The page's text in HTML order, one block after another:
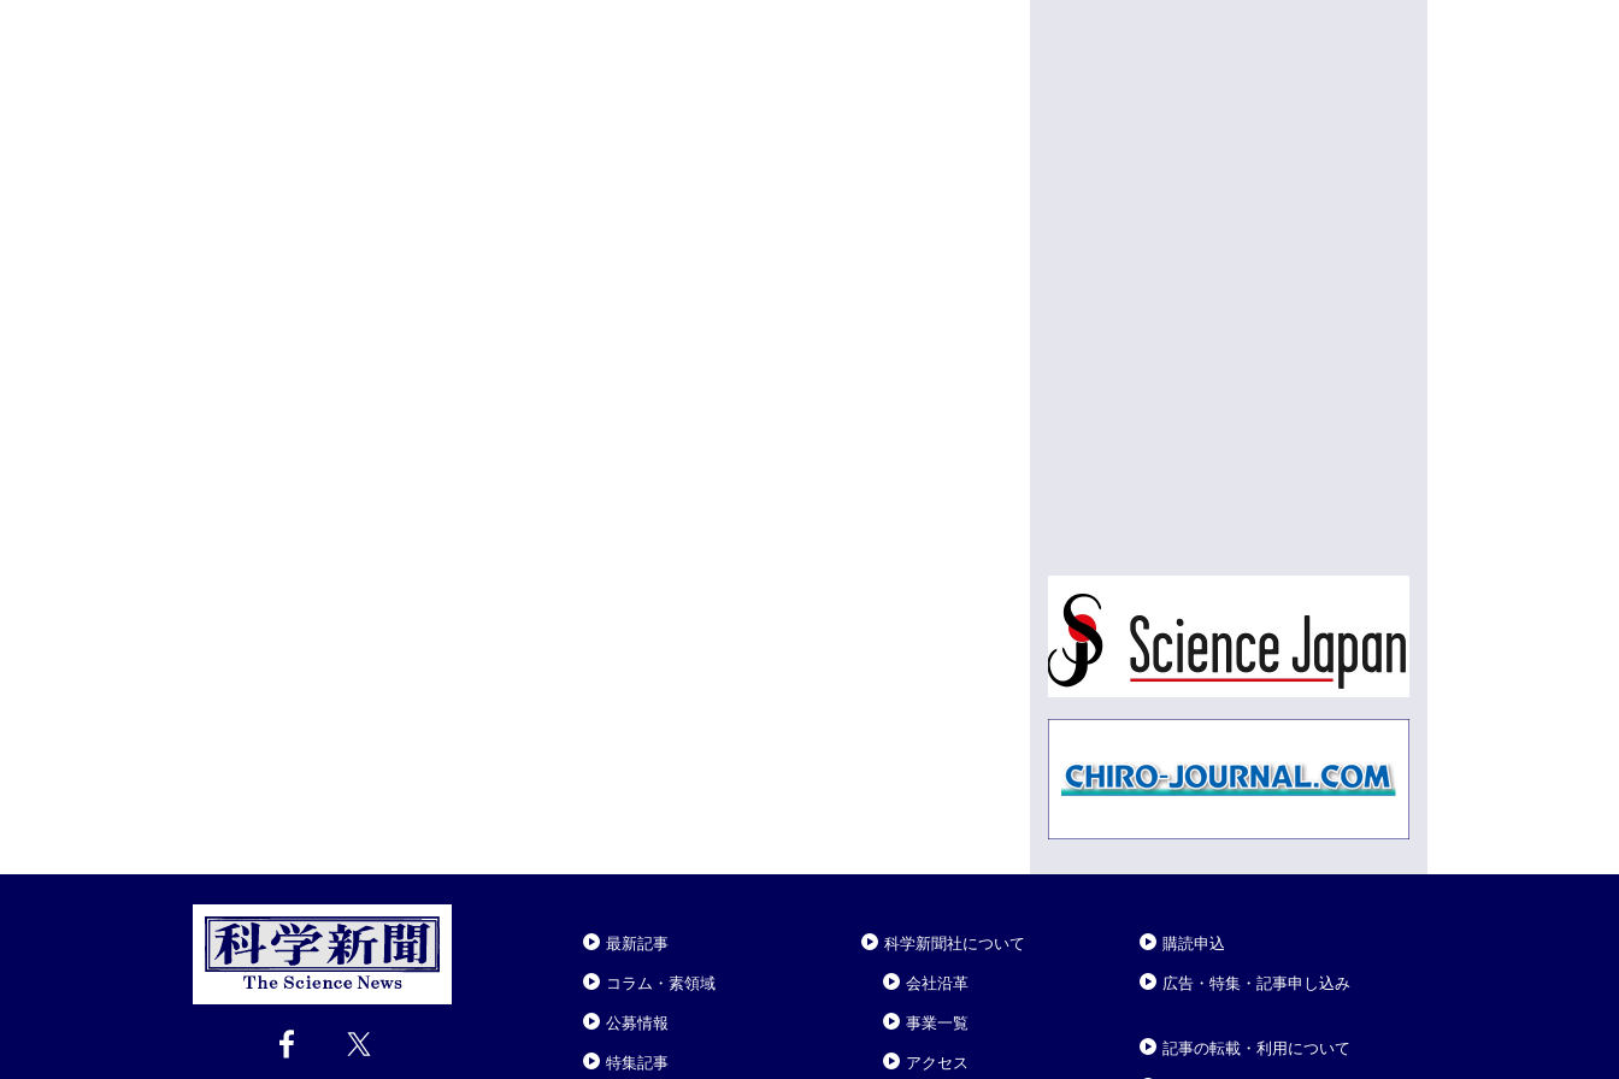
最新記事
コラム・素領域
公募情報
特集記事
科学新聞社について
会社沿革
事業一覧
アクセス
購読申込
広告・特集・記事申し込み
記事の転載・利用について